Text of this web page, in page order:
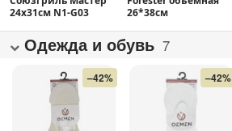
24x31см N1-G03
26*38см
Одежда и обувь 7
–42% –42%